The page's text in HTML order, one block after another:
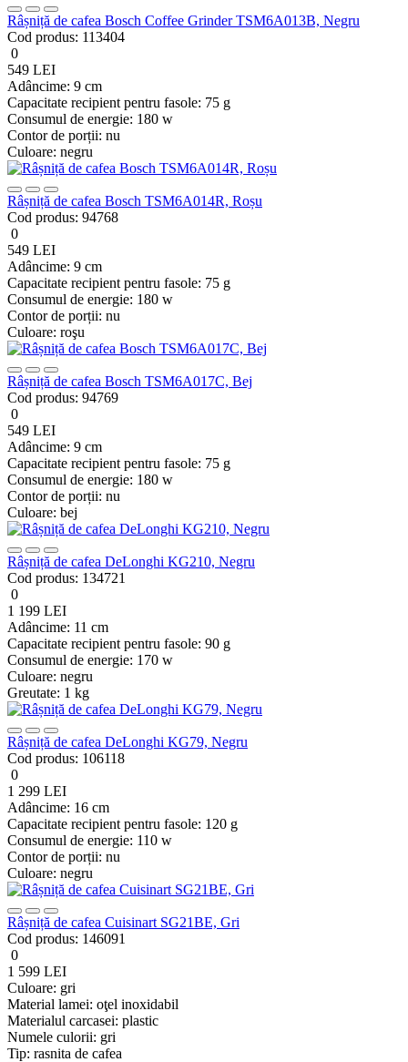
Râșniță de cafea Bosch Coffee Grinder TSM6A013B, Negru
Cod produs: 113404
0
549 LEI
Adâncime: 9 cm
Capacitate recipient pentru fasole: 75 g
Consumul de energie: 180 w
Contor de porții: nu
Culoare: negru
Râșniță de cafea Bosch TSM6A014R, Roșu
Cod produs: 94768
0
549 LEI
Adâncime: 9 cm
Capacitate recipient pentru fasole: 75 g
Consumul de energie: 180 w
Contor de porții: nu
Culoare: roşu
Râșniță de cafea Bosch TSM6A017C, Bej
Cod produs: 94769
0
549 LEI
Adâncime: 9 cm
Capacitate recipient pentru fasole: 75 g
Consumul de energie: 180 w
Contor de porții: nu
Culoare: bej
Râșniță de cafea DeLonghi KG210, Negru
Cod produs: 134721
0
1 199 LEI
Adâncime: 11 cm
Capacitate recipient pentru fasole: 90 g
Consumul de energie: 170 w
Culoare: negru
Greutate: 1 kg
Râșniță de cafea DeLonghi KG79, Negru
Cod produs: 106118
0
1 299 LEI
Adâncime: 16 cm
Capacitate recipient pentru fasole: 120 g
Consumul de energie: 110 w
Contor de porții: nu
Culoare: negru
Râșniță de cafea Cuisinart SG21BE, Gri
Cod produs: 146091
0
1 599 LEI
Culoare: gri
Material lamei: oţel inoxidabil
Materialul carcasei: plastic
Numele culorii: gri
Tip: rasnita de cafea